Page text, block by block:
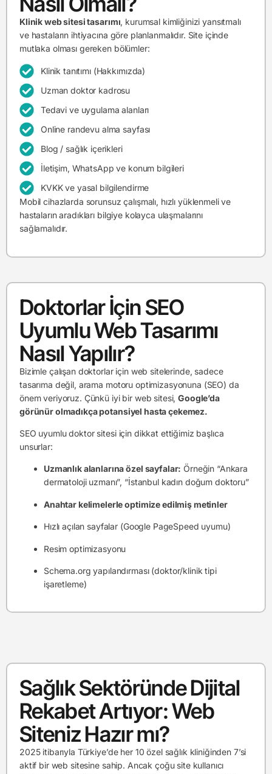
Klinik web sitesi tasarımı, kurumsal kimliğinizi yansıtmalı
ve hastaların ihtiyacına göre planlanmalıdır. Site içinde
mutlaka olması gereken bölümler:
Klinik tanıtımı (Hakkımızda)
Uzman doktor kadrosu
Tedavi ve uygulama alanları
Online randevu alma sayfası
Blog / sağlık içerikleri
İletişim, WhatsApp ve konum bilgileri
KVKK ve yasal bilgilendirme
Mobil cihazlarda sorunsuz çalışmalı, hızlı yüklenmeli ve
hastaların aradıkları bilgiye kolayca ulaşmalarını
sağlamalıdır.
Doktorlar İçin SEO
Uyumlu Web Tasarımı
Nasıl Yapılır?
Bizimle çalışan doktorlar için web sitelerinde, sadece
tasarıma değil, arama motoru optimizasyonuna (SEO) da
önem veriyoruz. Çünkü iyi bir web sitesi,Google’da
görünür olmadıkça potansiyel hasta çekemez.
SEO uyumlu doktor sitesi için dikkat ettiğimiz başlıca
unsurlar:
Uzmanlık alanlarına özel sayfalar: Örneğin “Ankara
dermatoloji uzmanı”, “İstanbul kadın doğum doktoru”
Anahtar kelimelerle optimize edilmiş metinler
Hızlı açılan sayfalar (Google PageSpeed uyumu)
Resim optimizasyonu
Schema.org yapılandırması (doktor/klinik tipi
işaretleme)
Sağlık Sektöründe Dijital
Rekabet Artıyor: Web
Siteniz Hazır mı?
2025 itibarıyla Türkiye’de her 10 özel sağlık kliniğinden 7’si
aktif bir web sitesine sahip. Ancak çoğu site kullanıcı